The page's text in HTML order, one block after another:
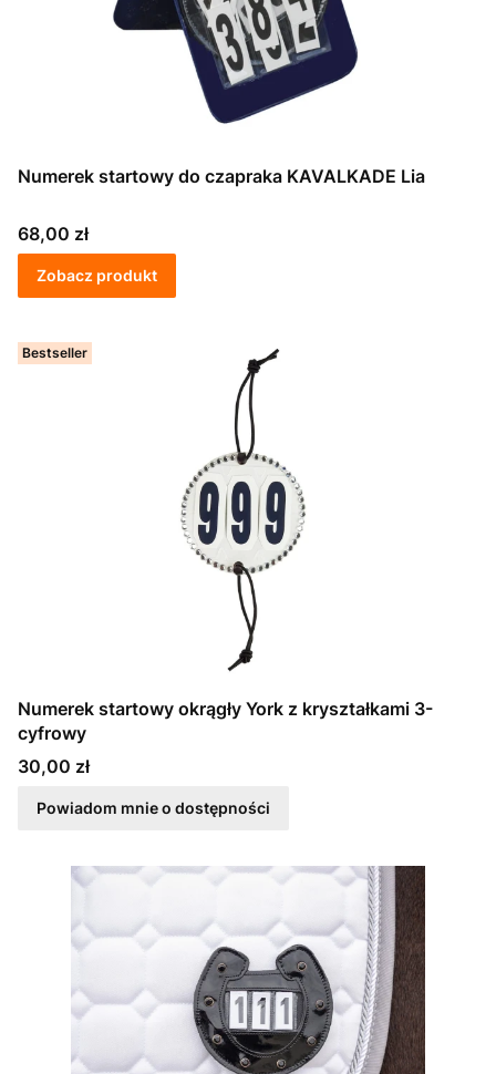
Numerek startowy do czapraka KAVALKADE Lia
Cena
68,00 zł
Zobacz produkt
Bestseller
Numerek startowy okrągły York z kryształkami 3-
cyfrowy
Cena
30,00 zł
Powiadom mnie o dostępności